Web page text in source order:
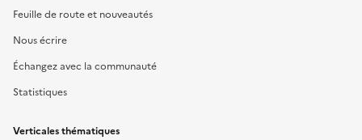
Feuille de route et nouveautés
Nous écrire
Échangez avec la communauté
Statistiques
Verticales thématiques